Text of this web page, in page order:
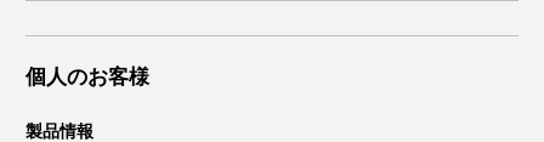
個人のお客様
製品情報